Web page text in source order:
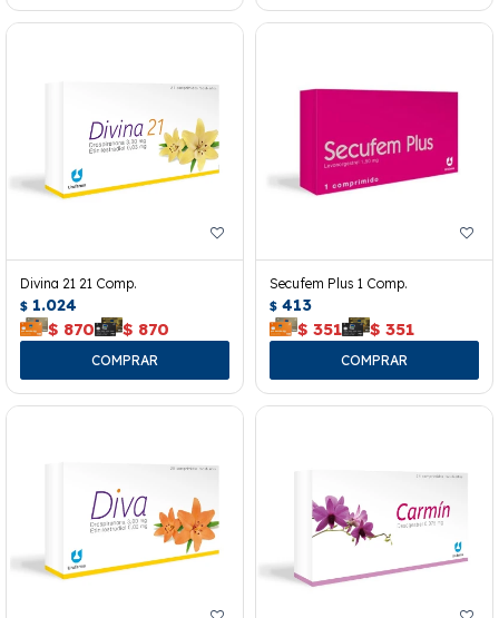
Divina 21 21 Comp.
$ 1.024
$ 870 $ 870
Secufem Plus 1 Comp.
$ 413
$ 351 $ 351